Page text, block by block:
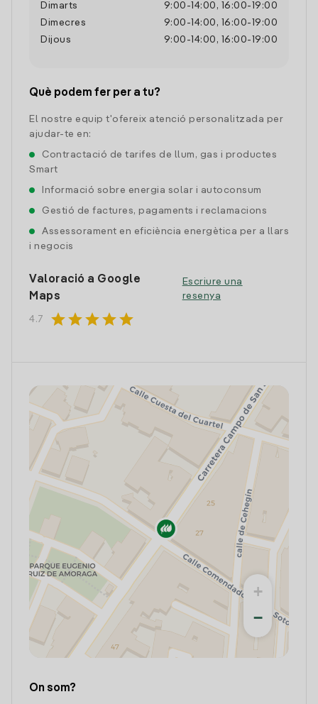
Dimarts
9:00 - 14:00 , 16:00- 19:00
Dimecres
9:00 - 14:00 , 16:00- 19:00
Dijous
9:00 - 14:00 , 16:00- 19:00
Què podem fer per a tu?
El nostre equip t'ofereix atenció personalitzada per
ajudar-te en:
Contractació de tarifes de llum, gas i productes
Smart
Informació sobre energia solar i autoconsum
Gestió de factures, pagaments i reclamacions
Assessorament en eficiència energètica per a llars
i negocis
Valoració a Google
Maps
4.7 starstarstarstarstar
Escriure una
resenya
+
−
On som?